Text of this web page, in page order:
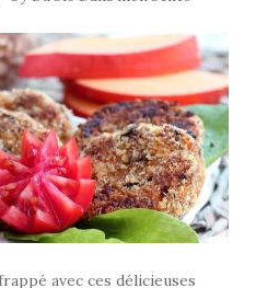
avec ces délicieuses